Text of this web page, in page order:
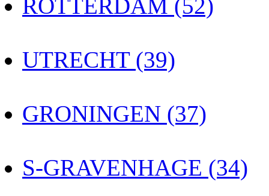
ROTTERDAM (52)
UTRECHT (39)
GRONINGEN (37)
S-GRAVENHAGE (34)